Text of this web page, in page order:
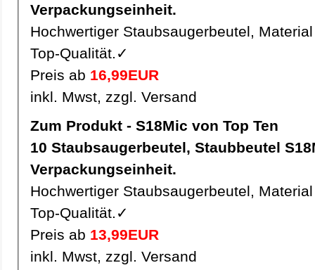
Verpackungseinheit.
Hochwertiger Staubsaugerbeutel,
Top-Qualität.✓
Preis ab 16,99EUR
inkl. Mwst, zzgl. Versand
Zum Produkt - S18Mic von Top Ten
10 Staubsaugerbeutel, Staubbeutel S18Mic pro
Verpackungseinheit.
Hochwertiger Staubsaugerbeutel,
Top-Qualität.✓
Preis ab 13,99EUR
inkl. Mwst, zzgl. Versand